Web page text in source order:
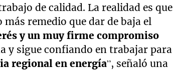
de calidad. La realidad es que
remedio que dar de baja el
y un muy firme compromiso
y sigue confiando en trabajar para
regional en energía”, señaló una